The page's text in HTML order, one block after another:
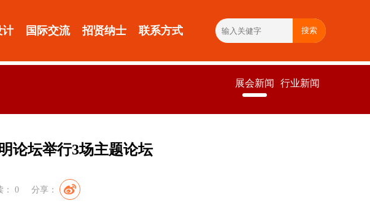
计 国际交流 招贤纳士 联系方式 搜索
展会新闻 行业新闻
论坛举行3场主题论坛
： 0 分享：